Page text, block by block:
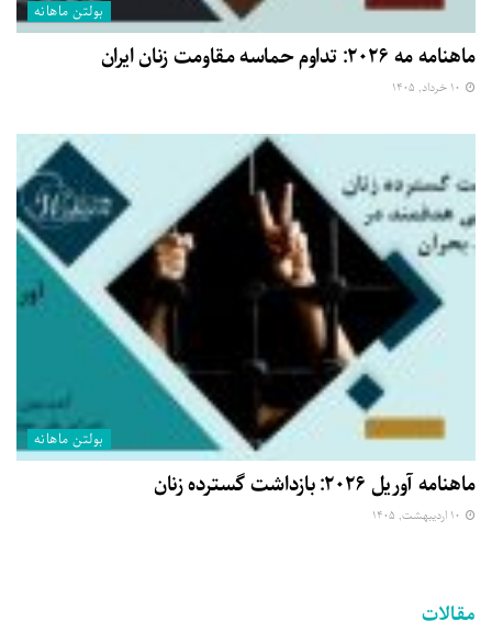
بولتن ماهانه
ماهنامه مه ۲۰۲۶: تداوم حماسه مقاومت زنان ایران
بولتن ماهانه
ماهنامه آوریل ۲۰۲۶: بازداشت گسترده زنان
مقالات